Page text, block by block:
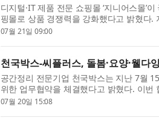
디지털·IT 제품 전문 쇼핑몰 ‘지니어스몰’
핑몰로 상품 경쟁력을 강화했다고 밝혔다.
품군에서 한 단계 ...
07월 21일 09:00
천국박스-씨플러스, 돌봄·요양·웰다
공간정리 전문기업 천국박스는 지난 7월
위한 업무협약을 체결했다고 밝혔다. 이번
천국박스가 운영하는 ...
07월 20일 15:08